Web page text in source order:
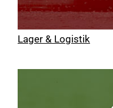
Lager & Logistik